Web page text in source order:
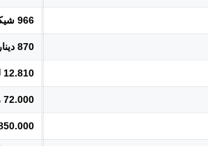
966 شيكل
870 دينار
12.810 ليرة
72.000 ريال